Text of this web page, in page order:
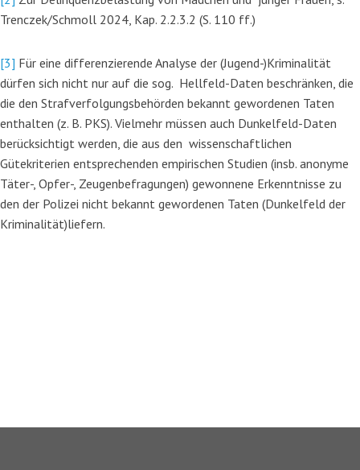
Trenczek/Schmoll 2024, Kap. 2.2.3.2 (S. 110 ff.)
[3] Für eine differenzierende Analyse der (Jugend-)Kriminalität
dürfen sich nicht nur auf die sog. Hellfeld-Daten beschränken, die
die den Strafverfolgungsbehörden bekannt gewordenen Taten
enthalten (z. B. PKS). Vielmehr müssen auch Dunkelfeld-Daten
berücksichtigt werden, die aus den wissenschaftlichen
Gütekriterien entsprechenden empirischen Studien (insb. anonyme
Täter-, Opfer-, Zeugenbefragungen) gewonnene Erkenntnisse zu
den der Polizei nicht bekannt gewordenen Taten (Dunkelfeld der
Kriminalität)liefern.